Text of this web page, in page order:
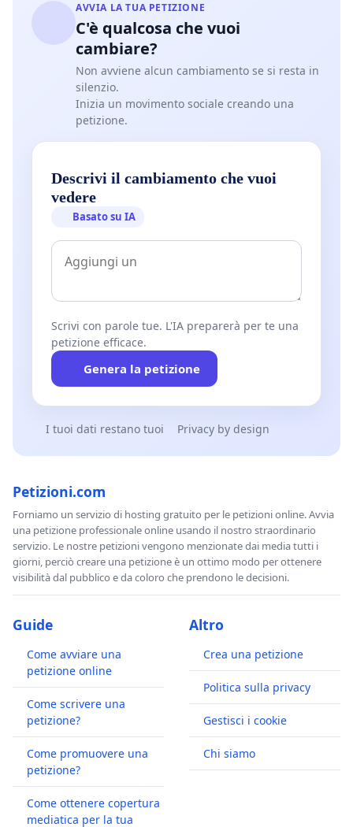
AVVIA LA TUA PETIZIONE
C'è qualcosa che vuoi
cambiare?
Non avviene alcun cambiamento se si resta in
silenzio.
Inizia un movimento sociale creando una
petizione.
Descrivi il cambiamento che vuoi
vedere
Basato su IA
Scrivi con parole tue. L'IA preparerà per te una
petizione efficace.
Genera la petizione
I tuoi dati restano tuoi Privacy by design
Petizioni.com
Forniamo un servizio di hosting gratuito per le petizioni online. Avvia
una petizione professionale online usando il nostro straordinario
servizio. Le nostre petizioni vengono menzionate dai media tutti i
giorni, perciò creare una petizione è un ottimo modo per ottenere
visibilità dal pubblico e da coloro che prendono le decisioni.
Guide
Come avviare una
petizione online
Come scrivere una
petizione?
Come promuovere una
petizione?
Come ottenere copertura
mediatica per la tua
Altro
Crea una petizione
Politica sulla privacy
Gestisci i cookie
Chi siamo